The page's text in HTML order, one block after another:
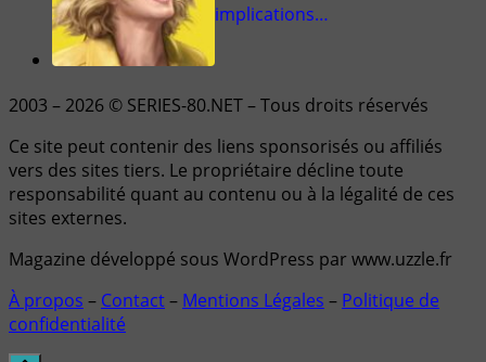
implications…
2003 – 2026 © SERIES-80.NET – Tous droits réservés
Ce site peut contenir des liens sponsorisés ou affiliés
vers des sites tiers. Le propriétaire décline toute
responsabilité quant au contenu ou à la légalité de ces
sites externes.
Magazine développé sous WordPress par www.uzzle.fr
À propos – Contact– Mentions Légales – Politique de
confidentialité